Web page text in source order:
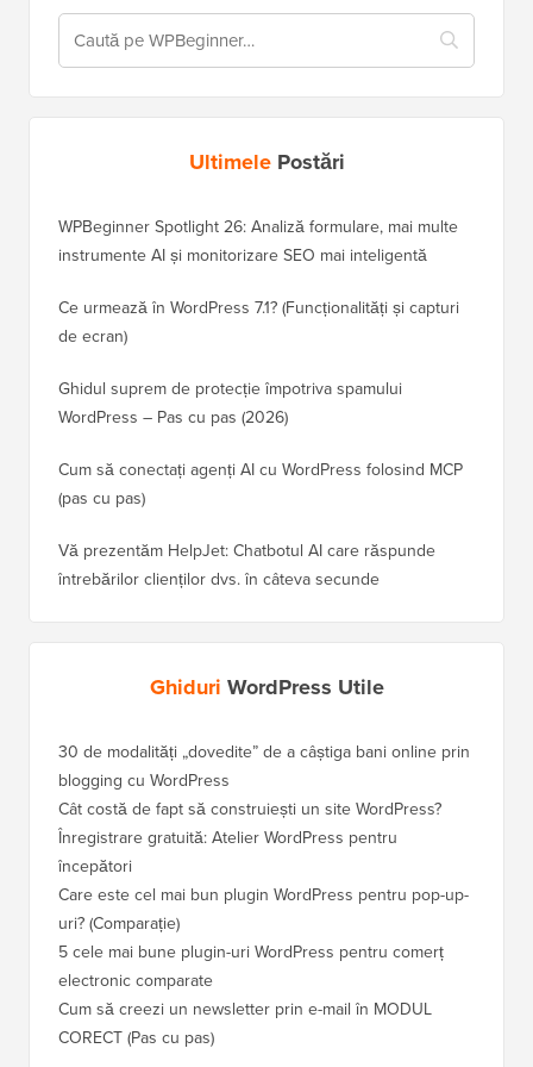
UltimelePostări
WPBeginner Spotlight 26: Analiză formulare, mai multe
instrumente AI și monitorizare SEO mai inteligentă
Ce urmează în WordPress 7.1? (Funcționalități și capturi
de ecran)
Ghidul suprem de protecție împotriva spamului
WordPress – Pas cu pas (2026)
Cum să conectați agenți AI cu WordPress folosind MCP
(pas cu pas)
Vă prezentăm HelpJet: Chatbotul AI care răspunde
întrebărilor clienților dvs. în câteva secunde
Ghiduri WordPress Utile
30 de modalități „dovedite” de a câștiga bani online prin
blogging cu WordPress
Cât costă de fapt să construiești un site WordPress?
Înregistrare gratuită: Atelier WordPress pentru
începători
Care este cel mai bun plugin WordPress pentru pop-up-
uri? (Comparație)
5 cele mai bune plugin-uri WordPress pentru comerț